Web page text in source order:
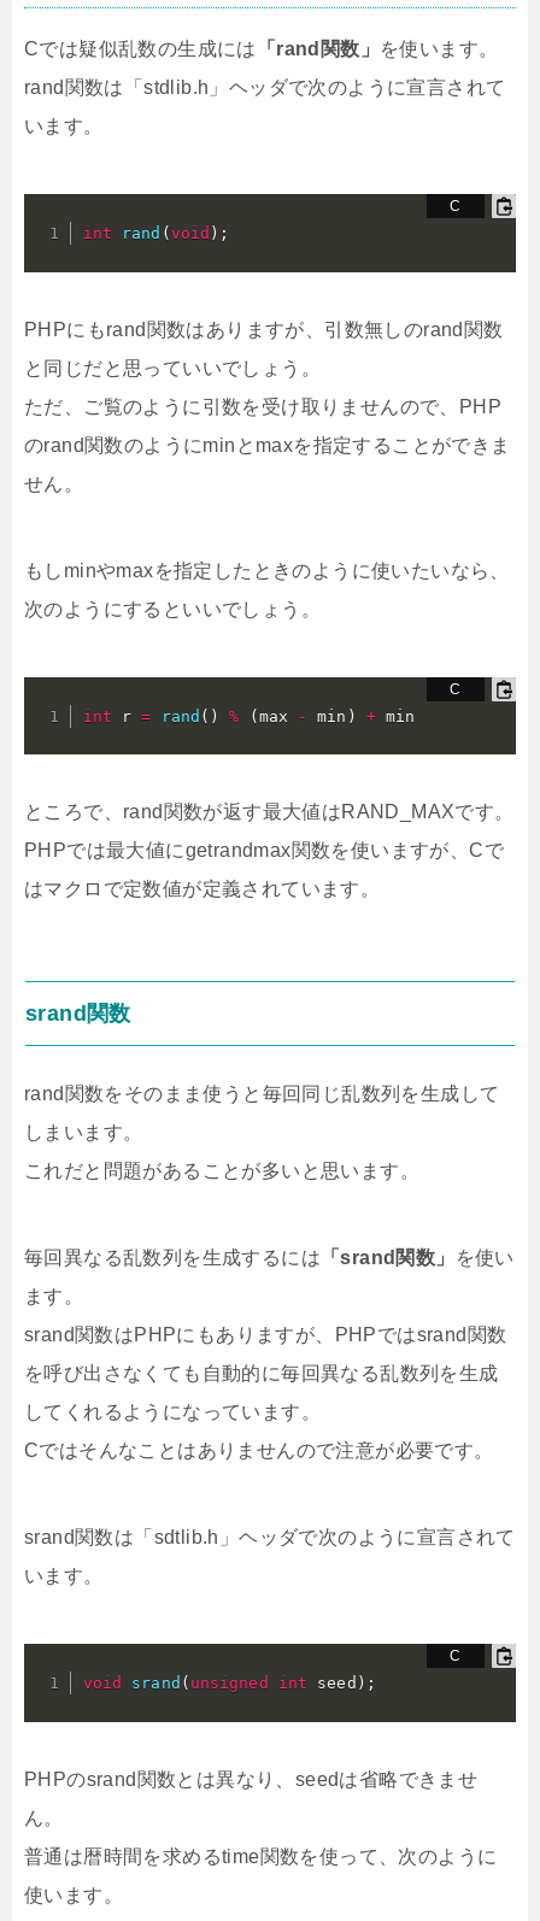
Cでは疑似乱数の生成には 「rand関数」
を使います。
rand関数は「stdlib.h」ヘッダで次のように宣言されて
います。
int rand ( void ) ;
PHPにもrand関数はありますが、引数無しのrand関数
と同じだと思っていいでしょう。
ただ、ご覧のように引数を受け取りませんので、PHP
のrand関数のようにminとmaxを指定することができま
せん。
もしminやmaxを指定したときのように使いたいなら、
次のようにするといいでしょう。
int r = rand ( ) % (max - min ) + min
ところで、rand関数が返す最大値はRAND_MAXです。
PHPでは最大値にgetrandmax関数を使いますが、Cで
はマクロで定数値が定義されています。
srand関数
rand関数をそのまま使うと毎回同じ乱数列を生成して
しまいます。
これだと問題があることが多いと思います。
毎回異なる乱数列を生成するには 「srand関数」
を使い
ます。
srand関数はPHPにもありますが、PHPではsrand関数
を呼び出さなくても自動的に毎回異なる乱数列を生成
してくれるようになっています。
Cではそんなことはありませんので注意が必要です。
srand関数は「sdtlib.h」ヘッダで次のように宣言されて
います。
void srand ( unsigned int seed ) ;
PHPのsrand関数とは異なり、seedは省略できませ
ん。
普通は暦時間を求めるtime関数を使って、次のように
使います。